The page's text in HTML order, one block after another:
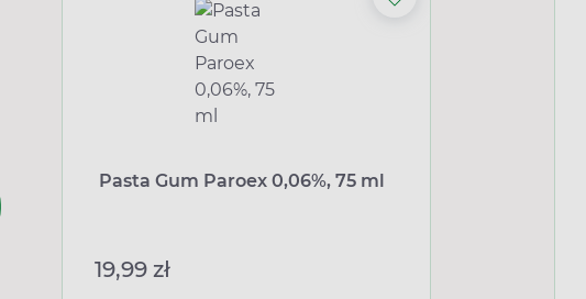
Pasta Gum Paroex 0,06%, 75 ml
19,99 zł